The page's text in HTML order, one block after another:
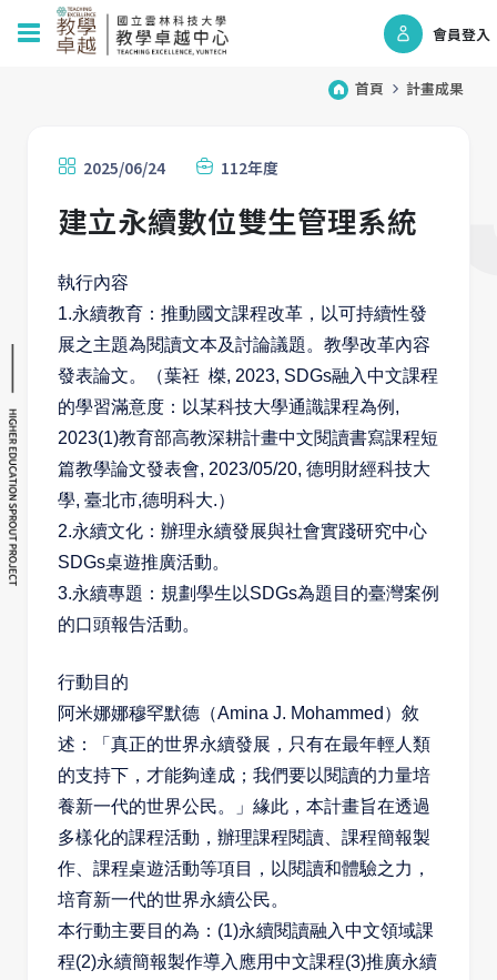
會員登入
首頁 計畫成果
2025/06/24 112年度
建立永續數位雙生管理系統
執行內容
1.永續教育：推動國文課程改革，以可持續性發
展之主題為閱讀文本及討論議題。教學改革內容
發表論文。（葉衽 榤, 2023, SDGs融入中文課程
的學習滿意度：以某科技大學通識課程為例,
2023(1)教育部高教深耕計畫中文閱讀書寫課程短
篇教學論文發表會, 2023/05/20, 德明財經科技大
學, 臺北市,德明科大.）
2.永續文化：辦理永續發展與社會實踐研究中心
SDGs桌遊推廣活動。
3.永續專題：規劃學生以SDGs為題目的臺灣案例
的口頭報告活動。
行動目的
阿米娜娜穆罕默德（Amina J. Mohammed ）敘
述：「真正的世界永續發展，只有在最年輕人類
的支持下，才能夠達成；我們要以閱讀的力量培
養新一代的世界公民。」緣此，本計畫旨在透過
多樣化的課程活動，辦理課程閱讀、課程簡報製
作、課程桌遊活動等項目，以閱讀和體驗之力，
培育新一代的世界永續公民。
本行動主要目的為： (1)永續閱讀融入中文領域課
程(2)永續簡報製作導入應用中文課程(3)推廣永續